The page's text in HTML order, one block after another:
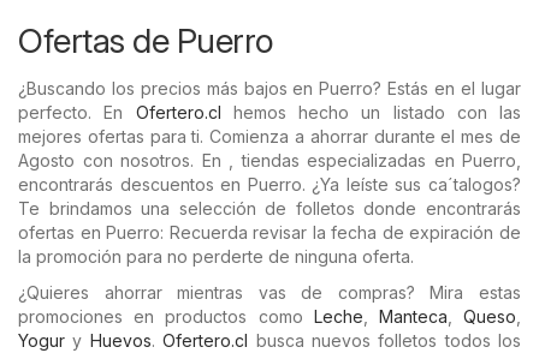
Ofertas de Puerro
¿Buscando los precios más bajos en Puerro? Estás en el lugar
perfecto. En Ofertero.cl hemos hecho un listado con las
mejores ofertas para ti. Comienza a ahorrar durante el mes de
Agosto con nosotros. En , tiendas especializadas en Puerro,
encontrarás descuentos en Puerro. ¿Ya leíste sus ca´talogos?
Te brindamos una selección de folletos donde encontrarás
ofertas en Puerro: Recuerda revisar la fecha de expiración de
la promoción para no perderte de ninguna oferta.
¿Quieres ahorrar mientras vas de compras? Mira estas
promociones en productos como Leche Manteca ,Queso
Yogur y Huevos.Ofertero.cl busca nuevos folletos todos los